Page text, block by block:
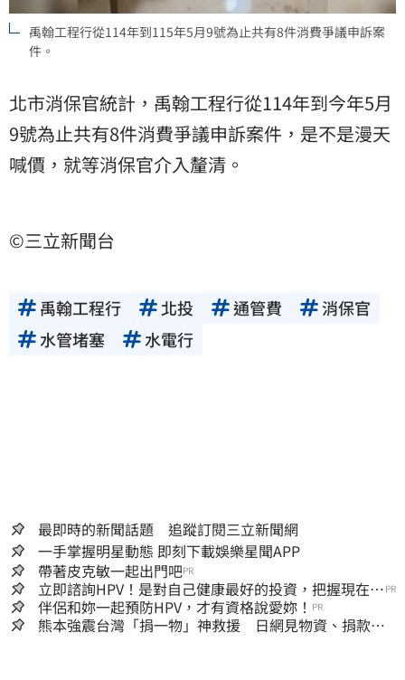
禹翰工程行從114年到115年5月9號為止共有8件消費爭議申訴案
件。
北市消保官統計，禹翰工程行從114年到今年5月
9號為止共有8件消費爭議申訴案件，是不是漫天
喊價，就等消保官介入釐清。
©三立新聞台
禹翰工程行 北投 通管費
消保官
水管堵塞
水電行
最即時的新聞話題 追蹤訂閱三立新聞網
一手掌握明星動態 即刻下載娛樂星聞APP
帶著皮克敏一起出門吧PR
立即諮詢HPV！是對自己健康最好的投資，把握現在不
嫌晚！
PR
伴侶和妳一起預防HPV，才有資格說愛妳！ PR
熊本強震台灣「捐一物」神救援 日網見物資、捐款